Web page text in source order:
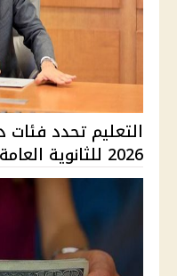
التعليم تحدد فئات
2026 للثانوية العامة بالد...